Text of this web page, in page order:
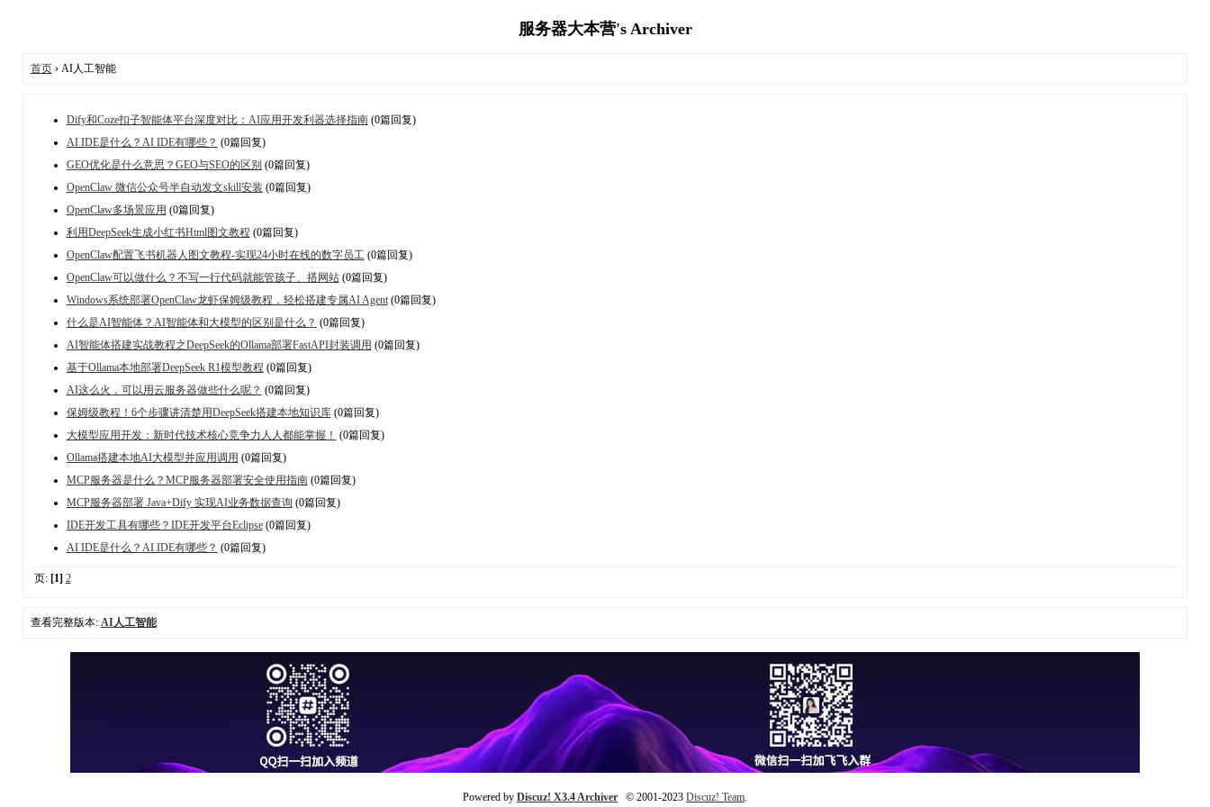
服务器大本营's Archiver
首页› AI人工智能
Dify和Coze扣子智能体平台深度对比：AI应用开发利器选择指南(0篇回复)
AI IDE是什么？AI IDE有哪些？ (0篇回复)
GEO优化是什么意思？GEO与SEO的区别 (0篇回复)
OpenClaw 微信公众号半自动发文skill安装 (0篇回复)
OpenClaw多场景应用 (0篇回复)
利用DeepSeek生成小红书Html图文教程 (0篇回复)
OpenClaw配置飞书机器人图文教程-实现24小时在线的数字员工(0篇回复)
OpenClaw可以做什么？不写一行代码就能管孩子、搭网站(0篇回复)
Windows系统部署OpenClaw龙虾保姆级教程，轻松搭建专属AI Agent(0篇回复)
什么是AI智能体？AI智能体和大模型的区别是什么？ (0篇回复)
AI智能体搭建实战教程之DeepSeek的Ollama部署FastAPI封装调用 (0篇回复)
基于Ollama本地部署DeepSeek R1模型教程 (0篇回复)
AI这么火，可以用云服务器做些什么呢？ (0篇回复)
保姆级教程！6个步骤讲清楚用DeepSeek搭建本地知识库(0篇回复)
大模型应用开发：新时代技术核心竞争力人人都能掌握！ (0篇回复)
Ollama搭建本地AI大模型并应用调用 (0篇回复)
MCP服务器是什么？MCP服务器部署安全使用指南(0篇回复)
MCP服务器部署 Java+Dify 实现AI业务数据查询 (0篇回复)
IDE开发工具有哪些？IDE开发平台Eclipse(0篇回复)
AI IDE是什么？AI IDE有哪些？ (0篇回复)
页: [1] 2
查看完整版本: AI人工智能
Powered by Discuz! X3.4 Archiver © 2001-2023 Discuz! Team.